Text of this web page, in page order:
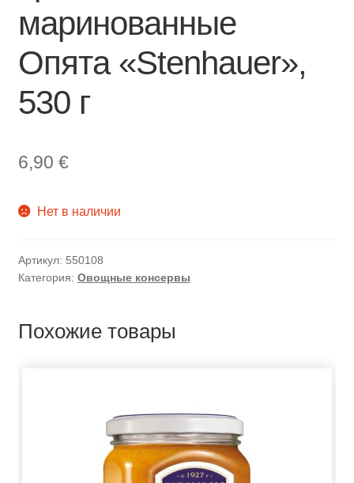
маринованные
Опята «Stenhauer»,
530 г
6,90 €
Нет в наличии
Артикул: 550108
Категория: Овощные консервы
Похожие товары